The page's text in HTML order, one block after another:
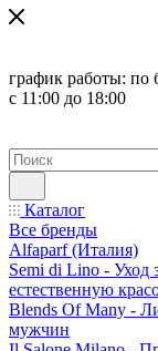
график работы: по
с 11:00 до 18:00
Каталог
Все бренды
Alfaparf (Италия)
Semi di Lino - Уход
естественную
Blends Of Many -
мужчин